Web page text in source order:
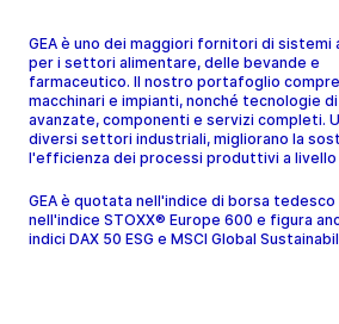
GEA è uno dei maggiori fornitori di sistemi
per i settori alimentare, delle bevande e
farmaceutico. Il nostro portafoglio
macchinari e impianti, nonché tecnologie
avanzate, componenti e servizi completi.
diversi settori industriali, migliorano la
l'efficienza dei processi produttivi a livello
GEA è quotata nell'indice di borsa tedesco
nell'indice STOXX® Europe 600 e figura
indici DAX 50 ESG e MSCI Global